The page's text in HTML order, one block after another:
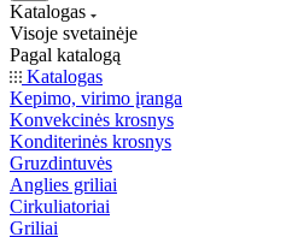
Katalogas
Visoje svetainėje
Pagal katalogą
Katalogas
Kepimo, virimo įranga
Konvekcinės krosnys
Konditerinės krosnys
Gruzdintuvės
Anglies griliai
Cirkuliatoriai
Griliai